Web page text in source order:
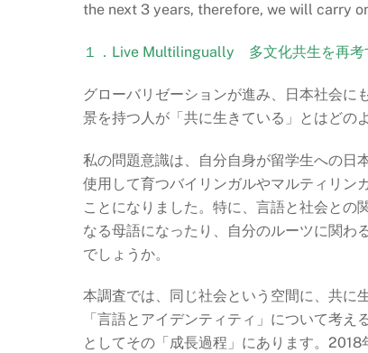
the next 3 years, therefore, we will carry
１．Live Multilingually 多文化共生を再考
グローバリゼーションが進み、日本社会に
景を持つ人が「共に生きている」とはどの
私の問題意識は、自分自身が留学生への日
使用して育つバイリンガルやマルティリン
ことになりました。特に、言語と社会との
なる母語になったり、自分のルーツに関わ
でしょうか。
本調査では、同じ社会という空間に、共に
「言語とアイデンティティ」について考
としてその「成長過程」にあります。